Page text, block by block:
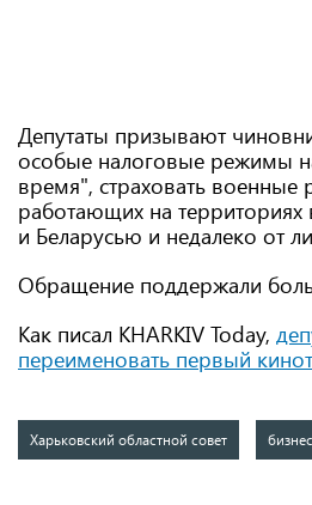
Депутаты призывают
особые налоговые режимы
время", страховать военные
работающих на
и Беларусью и недалеко от
Обращение поддержали
Как писал KHARKIV Today,
переименовать первый
Харьковский областной совет бизнес